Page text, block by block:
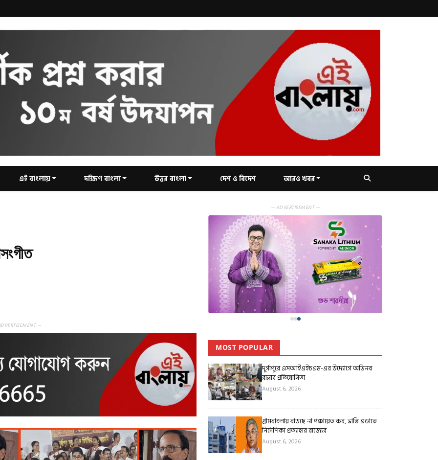
এই বাংলায় দক্ষিণ বাংলা উত্তর বাংলা দেশ ও বিদেশ আরও খবর
—
— ADVERTISEMENT —
MOST POPULAR
দুর্গাপুরে এসআইএইচএম-এর উদ্যোগে অভিনব
রান্নার প্রতিযোগিতা
August 6, 2026
গ্রামবাংলায় বাড়ছে না পঞ্চায়েত কর, ভ্রান্তি এড়াতে
নির্দেশিকা প্রত্যাহার রাজ্যের
August 6, 2026